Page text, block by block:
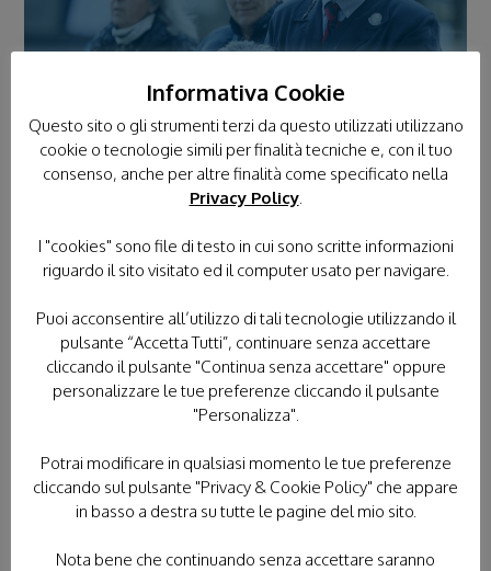
Mai scoraggiati, mai stanchi sempre pronti a donare
tempo, sorriso e amore ai fratelli e alle sorelle che
ne hanno bisogno.
Informativa Cookie
Questo sito o gli strumenti terzi da questo utilizzati utilizzano
cookie o tecnologie simili per finalità tecniche e, con il tuo
consenso, anche per altre finalità come specificato nella
Privacy Policy.
I "cookies" sono file di testo in cui sono scritte informazioni
riguardo il sito visitato ed il computer usato per navigare.
Puoi acconsentire all’utilizzo di tali tecnologie utilizzando il
pulsante “Accetta Tutti”, continuare senza accettare
cliccando il pulsante "Continua senza accettare" oppure
personalizzare le tue preferenze cliccando il pulsante
"Personalizza".
Potrai modificare in qualsiasi momento le tue preferenze
cliccando sul pulsante "Privacy & Cookie Policy" che appare
in basso a destra su tutte le pagine del mio sito.
Nota bene che continuando senza accettare saranno